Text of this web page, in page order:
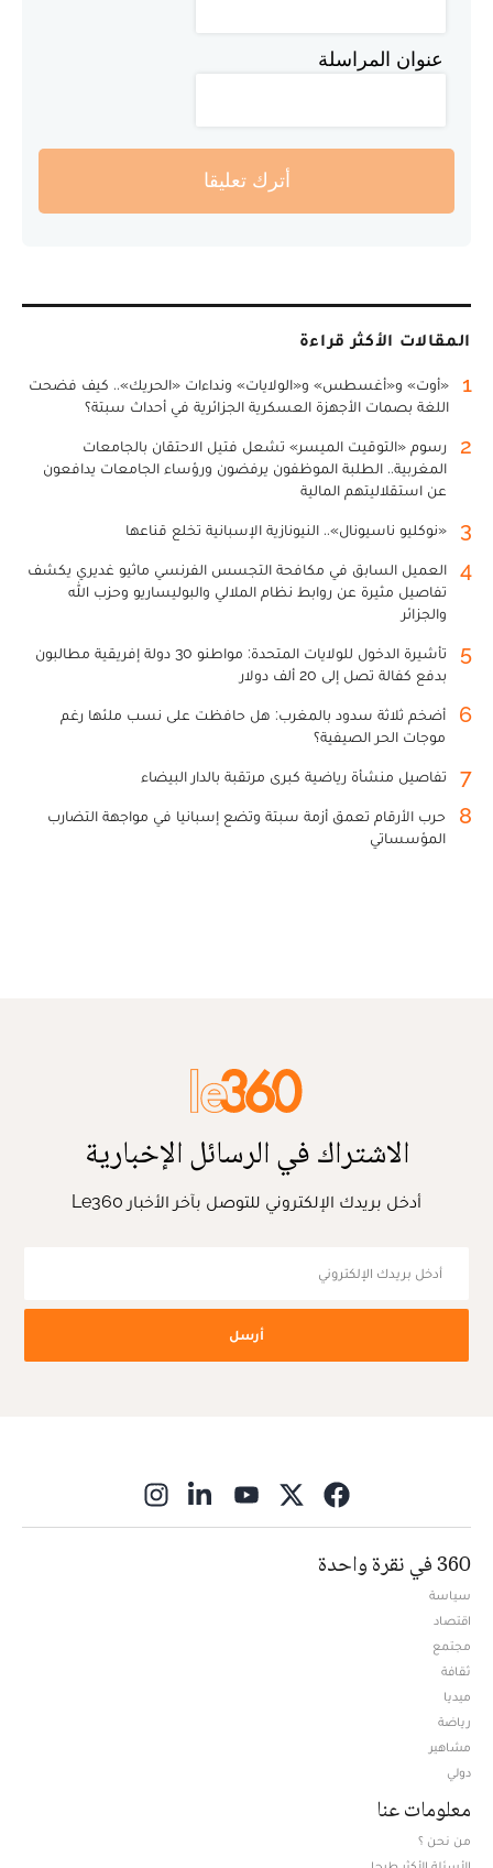
عنوان المراسلة
أترك تعليقا
المقالات الأكثر قراءة
1
«أوت» و«أغسطس» و«الولايات» ونداءات «الحريك».. كيف فضحت
اللغة بصمات الأجهزة العسكرية الجزائرية في أحداث سبتة؟
2
رسوم «التوقيت الميسر» تشعل فتيل الاحتقان بالجامعات
المغربية.. الطلبة الموظفون يرفضون ورؤساء الجامعات يدافعون
عن استقلاليتهم المالية
3 «نوكليو ناسيونال».. النيونازية الإسبانية تخلع قناعها
4
العميل السابق في مكافحة التجسس الفرنسي ماثيو غديري يكشف
تفاصيل مثيرة عن روابط نظام الملالي والبوليساريو وحزب الله
والجزائر
5
تأشيرة الدخول للولايات المتحدة: مواطنو 30 دولة إفريقية مطالبون
بدفع كفالة تصل إلى 20 ألف دولار
6
أضخم ثلاثة سدود بالمغرب: هل حافظت على نسب ملئها رغم
موجات الحر الصيفية؟
7 تفاصيل منشأة رياضية كبرى مرتقبة بالدار البيضاء
8
حرب الأرقام تعمق أزمة سبتة وتضع إسبانيا في مواجهة التضارب
المؤسساتي
الاشتراك في الرسائل الإخبارية
أدخل بريدك الإلكتروني للتوصل بآخر الأخبار Le360
أرسل
360 في نقرة واحدة
سياسة
اقتصاد
مجتمع
ثقافة
ميديا
رياضة
مشاهير
دولي
معلومات عنا
من نحن ؟